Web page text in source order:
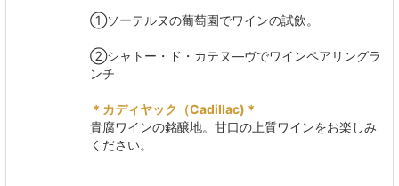
①ソーテルヌの葡萄園でワインの試飲。
②シャトー・ド・カテヌ―ヴでワインペアリングラ
ンチ
＊カディヤック（Cadillac)＊
貴腐ワインの銘醸地。甘口の上質ワインをお楽しみ
ください。